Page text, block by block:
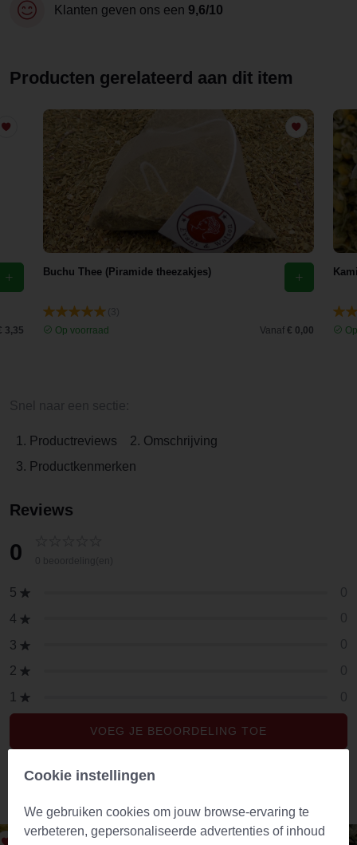
Klanten geven ons een 9,6/10
Producten gerelateerd aan dit item
3,35
Buchu Thee (Piramide theezakjes)
Op voorraad
Vanaf € 0,00
1. Productreviews
2. Omschrijving
3. Productkenmerken
Reviews
0
5
4
3
2
1
VOEG JE BEOORDELING TOE
Cookie instellingen
We gebruiken cookies om jouw browse-ervaring te
verbeteren, gepersonaliseerde advertenties of inhoud